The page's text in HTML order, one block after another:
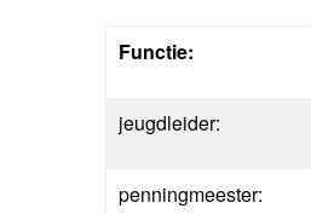
Functie:
jeugdleider:
penningmeester: